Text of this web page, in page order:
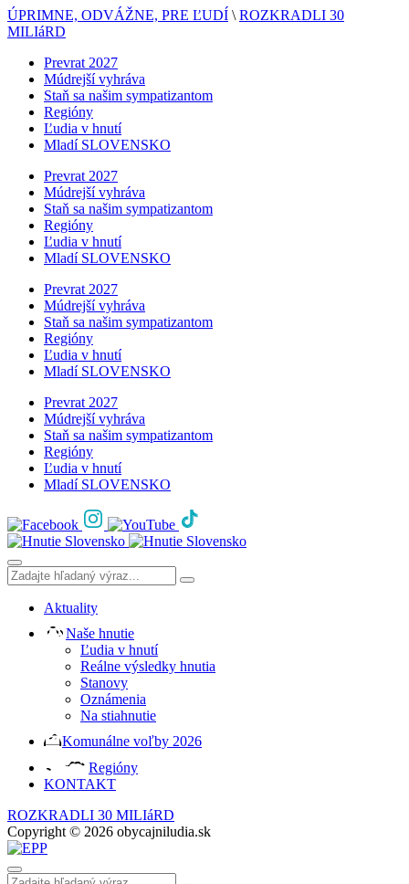
ÚPRIMNE, ODVÁŽNE, PRE ĽUDÍ \ ROZKRADLI 30
MILIáRD
Prevrat 2027
Múdrejší vyhráva
Staň sa našim sympatizantom
Regióny
Ľudia v hnutí
Mladí SLOVENSKO
Prevrat 2027
Múdrejší vyhráva
Staň sa našim sympatizantom
Regióny
Ľudia v hnutí
Mladí SLOVENSKO
Prevrat 2027
Múdrejší vyhráva
Staň sa našim sympatizantom
Regióny
Ľudia v hnutí
Mladí SLOVENSKO
Prevrat 2027
Múdrejší vyhráva
Staň sa našim sympatizantom
Regióny
Ľudia v hnutí
Mladí SLOVENSKO
Aktuality
Naše hnutie
Ľudia v hnutí
Reálne výsledky hnutia
Stanovy
Oznámenia
Na stiahnutie
Komunálne voľby 2026
Regióny
KONTAKT
ROZKRADLI 30 MILIáRD
Copyright © 2026 obycajniludia.sk